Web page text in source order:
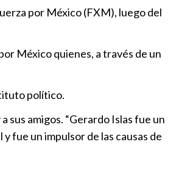
del que
de
social
por México (FXM), luego del
México quienes, a través de un
político.
sus amigos. “Gerardo Islas fue un
fue un impulsor de las causas de